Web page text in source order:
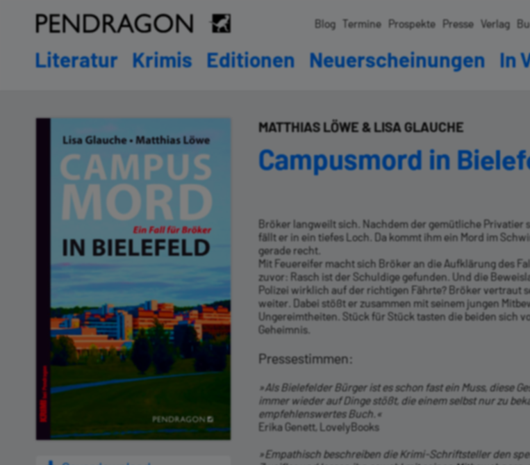
Blog Termine Prospekte Presse Verlag
Literatur Krimis Editionen Neuerscheinungen In
Campusmord in
MATTHIAS LÖWE & LISA GLAUCHE
Bröker langweilt sich. Nachdem der gemütliche Privatier
fällt er in ein tiefes Loch. Da kommt ihm ein Mord im
gerade recht.
Mit Feuereifer macht sich Bröker an die Aufklärung des
zuvor: Rasch ist der Schuldige gefunden. Und die
Polizei wirklich auf der richtigen Fährte? Bröker vertraut
weiter. Dabei stößt er zusammen mit seinem jungen
Ungereimtheiten. Stück für Stück tasten die beiden sich
Geheimnis.
Pressestimmen:
»Als Bielefelder Bürger ist es schon fast ein Muss, diese
immer wieder auf Dinge stößt, die einem selbst nur zu
empfehlenswertes Buch.«
Erika Genett, LovelyBooks
»Empathisch beschreiben die Krimi-Schriftsteller den